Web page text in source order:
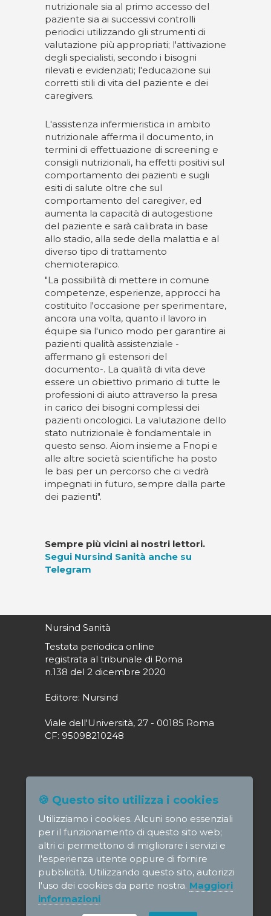
nutrizionale sia al primo accesso del
paziente sia ai successivi controlli
periodici utilizzando gli strumenti di
valutazione più appropriati; l'attivazione
degli specialisti, secondo i bisogni
rilevati e evidenziati; l'educazione sui
corretti stili di vita del paziente e dei
caregivers.
L'assistenza infermieristica in ambito
nutrizionale afferma il documento, in
termini di effettuazione di screening e
consigli nutrizionali, ha effetti positivi sul
comportamento dei pazienti e sugli
esiti di salute oltre che sul
comportamento del caregiver, ed
aumenta la capacità di autogestione
del paziente e sarà calibrata in base
allo stadio, alla sede della malattia e al
diverso tipo di trattamento
chemioterapico.
"La possibilità di mettere in comune
competenze, esperienze, approcci ha
costituito l'occasione per sperimentare,
ancora una volta, quanto il lavoro in
équipe sia l'unico modo per garantire ai
pazienti qualità assistenziale -
affermano gli estensori del
documento-. La qualità di vita deve
essere un obiettivo primario di tutte le
professioni di aiuto attraverso la presa
in carico dei bisogni complessi dei
pazienti oncologici. La valutazione dello
stato nutrizionale è fondamentale in
questo senso. Aiom insieme a Fnopi e
alle altre società scientifiche ha posto
le basi per un percorso che ci vedrà
impegnati in futuro, sempre dalla parte
dei pazienti".
Sempre più vicini ai nostri lettori.
Segui Nursind Sanità anche su
Telegram
Nursind Sanità
Testata periodica online
registrata al tribunale di Roma
n.138 del 2 dicembre 2020
Editore: Nursind
Viale dell'Università, 27 - 00185 Roma
CF: 95098210248
Direttore responsabile: Paola Alagia
direttore@nursindsanita.it
Redazione: redazione@nursindsanita.it
© NursindSanita - e-mail:
direttore@nursindsanita.it
🍪 Questo sito utilizza i cookies
Utilizziamo i cookies. Alcuni sono essenziali
per il funzionamento di questo sito web;
altri ci permettono di migliorare i servizi e
l'esperienza utente oppure di fornire
pubblicità. Utilizzando questo sito, autorizzi
l'uso dei cookies da parte nostra. Maggiori
informazioni